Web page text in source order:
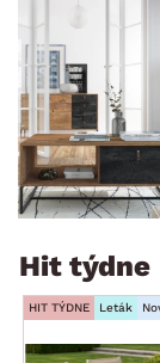
Hit týdne
HIT TÝDNE Leták